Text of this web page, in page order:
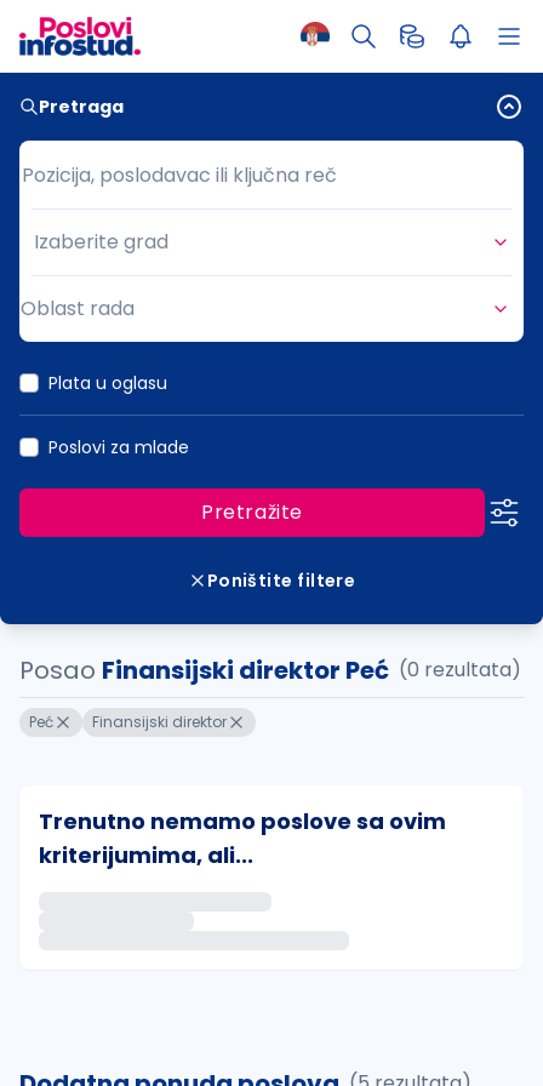
Pretraga
Pozicija, poslodavac ili ključna reč
Pozicija, poslodavac ili ključna reč
Grad
Izaberite grad
Oblast rada
Plata u oglasu
Poslovi za mlade
Pretražite
Poništite filtere
Posao Finansijski direktor Peć (0 rezultata)
Peć Finansijski direktor
Trenutno nemamo poslove sa ovim
kriterijumima, ali...